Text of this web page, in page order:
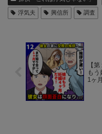
浮気夫
興信所 調査
【
も
1ヶ